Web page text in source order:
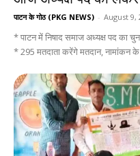
पाटन के गोठ (PKG NEWS) - August 9,
* पाटन में निषाद समाज अध्यक्ष पद का
* 295 मतदाता करेंगे मतदान, नामांकन के